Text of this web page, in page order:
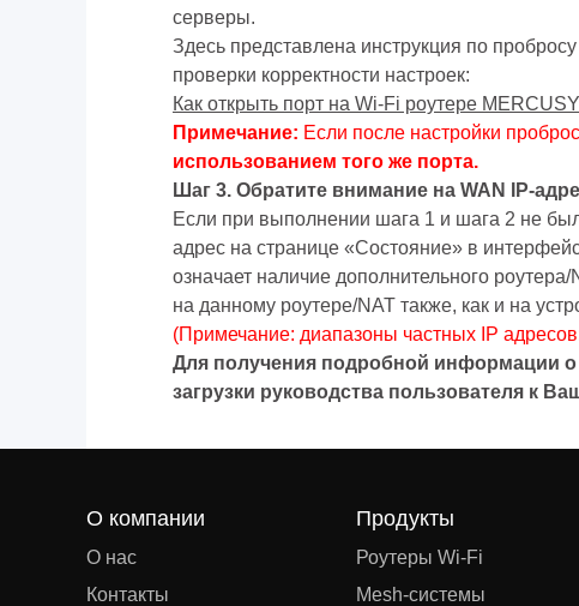
серверы.
Здесь представлена инструкция по
проверки корректности настроек:
Как открыть порт на Wi-Fi роутере
Примечание: Если после настройки
использованием того же порта.
Шаг 3. Обратите внимание на WAN IP-
Если при выполнении шага 1 и шага 2 не
адрес на странице «Состояние» в
означает наличие дополнительного
на данному роутере/NAT также, как и на
(Примечание: диапазоны частных IP
Для получения подробной информации
загрузки руководства пользователя к
О компании
О нас
Контакты
Продукты
Роутеры Wi-Fi
Mesh‑системы